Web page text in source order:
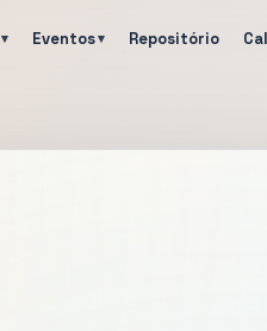
Eventos Repositório